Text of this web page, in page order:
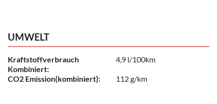
UMWELT
Kraftstoffverbrauch
Kombiniert:
4,9 l/100km
CO2 Emission(kombiniert): 112 g/km